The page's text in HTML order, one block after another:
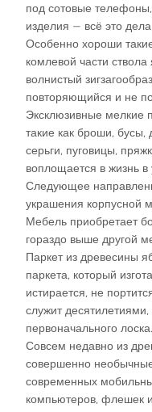
под сотовые
изделия — всё это
Особенно хороши
комлевой части
волнистый
повторяющийся и не
Эксклюзивные мелкие
такие как броши,
серьги, пуговицы,
воплощается в жизнь
Следующее
украшения корпусной
Мебель приобретает
гораздо выше другой
Паркет из древесины
паркета, который
истирается, не
служит
первоначального лоска.
Совсем недавно из
совершенно
современных
компьютеров, флешек